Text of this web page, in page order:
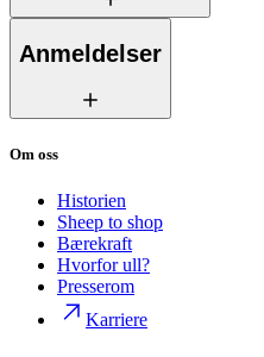
Anmeldelser
Om oss
Historien
Sheep to shop
Bærekraft
Hvorfor ull?
Presserom
Karriere